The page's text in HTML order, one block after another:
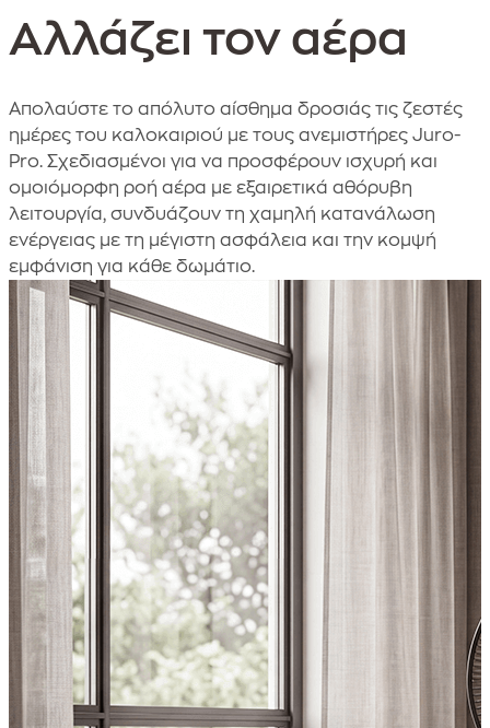
Back
to
Hero
Banner
Αλλάζει τον αέρα
Απολαύστε το απόλυτο αίσθημα δροσιάς τις ζεστές
ημέρες του καλοκαιριού με τους ανεμιστήρες Juro-
Pro. Σχεδιασμένοι για να προσφέρουν ισχυρή και
ομοιόμορφη ροή αέρα με εξαιρετικά αθόρυβη
λειτουργία, συνδυάζουν τη χαμηλή κατανάλωση
ενέργειας με τη μέγιστη ασφάλεια και την κομψή
εμφάνιση για κάθε δωμάτιο.
Image